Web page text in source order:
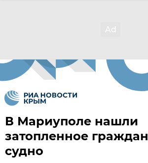
В Мариуполе нашли
затопленное
судно